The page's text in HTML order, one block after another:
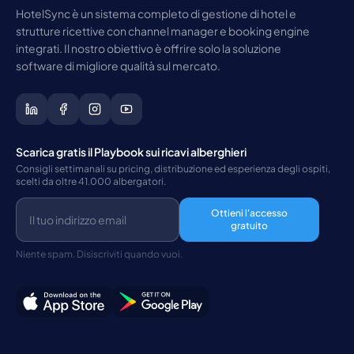
HotelSync è un sistema completo di gestione di hotel e
strutture ricettive con channel manager e booking engine
integrati. Il nostro obiettivo è offrire solo la soluzione
software di migliore qualità sul mercato.
Scarica gratis il Playbook sui ricavi alberghieri
Consigli settimanali su pricing, distribuzione ed esperienza degli ospiti,
scelti da oltre 41.000 albergatori.
Ottieni l'accesso
gratuito
Niente spam. Disiscriviti quando vuoi.